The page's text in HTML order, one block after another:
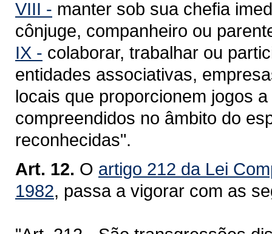
VIII - manter sob sua chefia
cônjuge, companheiro ou
IX - colaborar, trabalhar ou
entidades associativas,
locais que proporcionem jogos
compreendidos no âmbito do
reconhecidas".
Art. 12. O artigo 212 da Lei
1982, passa a vigorar com as